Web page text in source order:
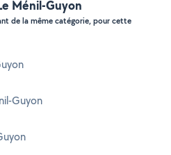
Ménil-Guyon
de la même catégorie, pour cette
Guyon